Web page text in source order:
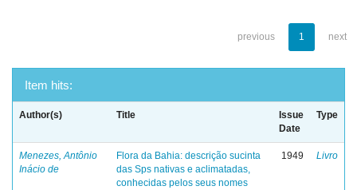
previous 1 next
Item hits:
Author(s) Title
Issue
Date
Type
Menezes, Antônio
Inácio de
Flora da Bahia: descrição sucinta
das Sps nativas e aclimatadas,
conhecidas pelos seus nomes
1949 Livro